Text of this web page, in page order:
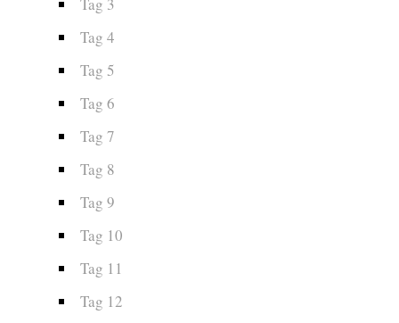
Tag 4
Tag 5
Tag 6
Tag 7
Tag 8
Tag 9
Tag 10
Tag 11
Tag 12